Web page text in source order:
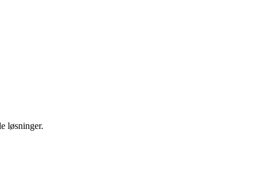
løsninger.